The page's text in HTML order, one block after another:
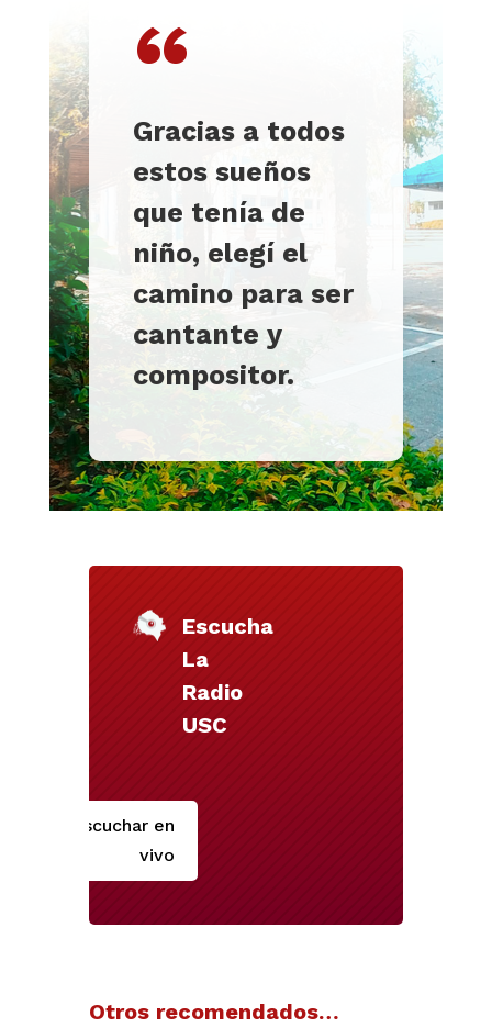
“
Gracias a todos
estos sueños
que tenía de
niño, elegí el
camino para ser
cantante y
compositor.
Escucha
La
Radio
USC
Escuchar en
vivo
Otros recomendados…